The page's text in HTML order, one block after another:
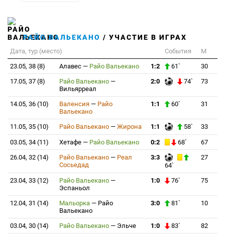
РАЙО ВАЛЬЕКАНО / УЧАСТИЕ В ИГРАХ
Дата, тур (место) События
М
23.05, 38 (8)
Алавес — Райо Вальекано 1:2 61`
30
17.05, 37 (8)
Райо Вальекано —
Вильярреал
2:0 74` 73
14.05, 36 (10) Валенсия — Райо
Вальекано
1:1 60` 31
11.05, 35 (10) Райо Вальекано — Жирона 1:1 58` 33
03.05, 34 (11) Хетафе — Райо Вальекано 0:2 68`
67
26.04, 32 (14)
Райо Вальекано — Реал
Сосьедад
3:3
64`
27
23.04, 33 (12) Райо Вальекано —
Эспаньол
1:0 76` 75
12.04, 31 (14) Мальорка — Райо
Вальекано
3:0 81` 10
03.04, 30 (14) Райо Вальекано — Эльче 1:0 83`
82